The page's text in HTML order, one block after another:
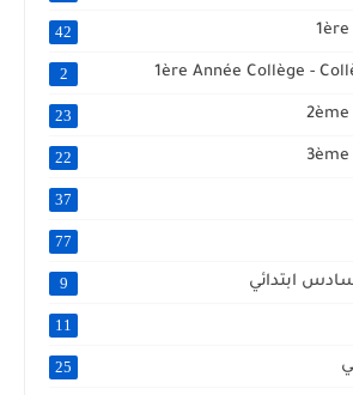
42
2
23
22
37
77
ابتدائي 9
11
25